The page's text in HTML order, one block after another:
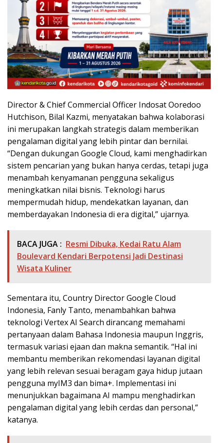
Director & Chief Commercial Officer Indosat Ooredoo
Hutchison, Bilal Kazmi, menyatakan bahwa kolaborasi
ini merupakan langkah strategis dalam memberikan
pengalaman digital yang lebih pintar dan bernilai.
“Dengan dukungan Google Cloud, kami menghadirkan
sistem pencarian yang bukan hanya cerdas, tetapi juga
menambah kenyamanan pengguna sekaligus
meningkatkan nilai bisnis. Teknologi harus
mempermudah hidup, mendekatkan layanan, dan
memberdayakan Indonesia di era digital,” ujarnya.
BACA JUGA : Resmi Dibuka, Kedai Ratu Alam
Boulevard Kendari Berpotensi Jadi Destinasi
Wisata Kuliner
Sementara itu, Country Director Google Cloud
Indonesia, Fanly Tanto, menambahkan bahwa
teknologi Vertex AI Search dirancang memahami
pertanyaan dalam Bahasa Indonesia maupun Inggris,
termasuk variasi ejaan dan makna semantik. “Hal ini
membantu memberikan rekomendasi layanan digital
yang lebih relevan sesuai beragam gaya hidup jutaan
pengguna myIM3 dan bima+. Implementasi ini
menunjukkan bagaimana AI mampu menghadirkan
pengalaman digital yang lebih cerdas dan personal,”
katanya.